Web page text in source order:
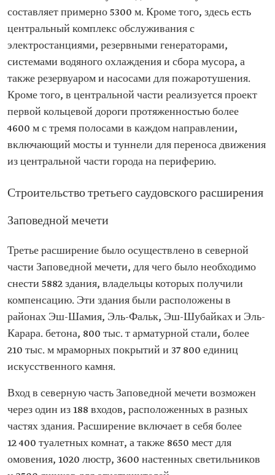
составляет примерно 5300 м. Кроме того, здесь есть
центральный комплекс обслуживания с
электростанциями, резервными генераторами,
системами водяного охлаждения и сбора мусора, а
также резервуаром и насосами для пожаротушения.
Кроме того, в центральной части реализуется проект
первой кольцевой дороги протяженностью более
4600 м с тремя полосами в каждом направлении,
включающий мосты и туннели для переноса движения
из центральной части города на периферию.
Строительство третьего саудовского расширения
Заповедной мечети
Третье расширение было осуществлено в северной
части Заповедной мечети, для чего было необходимо
снести 5882 здания, владельцы которых получили
компенсацию. Эти здания были расположены в
районах Эш-Шамия, Эль-Фальк, Эш-Шубайках и Эль-
Карара. бетона, 800 тыс. т арматурной стали, более
210 тыс. м мраморных покрытий и 37 800 единиц
искусственного камня.
Вход в северную часть Заповедной мечети возможен
через один из 188 входов, расположенных в разных
частях здания. Расширение включает в себя более
12 400 туалетных комнат, а также 8650 мест для
омовения, 1020 люстр, 3600 настенных светильников